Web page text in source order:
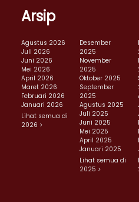
Arsip
Agustus 2026
Juli 2026
Juni 2026
Mei 2026
April 2026
Maret 2026
Februari 2026
Januari 2026
Lihat semua di
2026 >
Desember
2025
November
2025
Oktober 2025
September
2025
Agustus 2025
Juli 2025
Juni 2025
Mei 2025
April 2025
Januari 2025
Lihat semua di
2025 >